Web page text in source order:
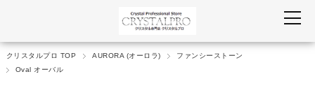
クリスタルプロ TOP AURORA (オーロラ)
ファンシーストーン
Oval オーバル